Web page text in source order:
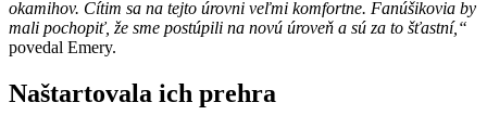
okamihov. Cítim sa na tejto úrovni veľmi komfortne. Fanúšikovia by
mali pochopiť, že sme postúpili na novú úroveň a sú za to šťastní,“
povedal Emery.
Naštartovala ich prehra